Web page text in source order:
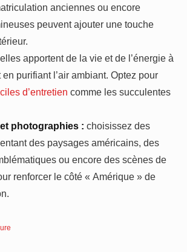
anciennes ou encore
peuvent ajouter une touche
elles apportent de la vie et de l’énergie à
purifiant l’air ambiant. Optez pour
d’entretien comme les succulentes
photographies : choisissez des
des paysages américains, des
ou encore des scènes de
renforcer le côté « Amérique » de